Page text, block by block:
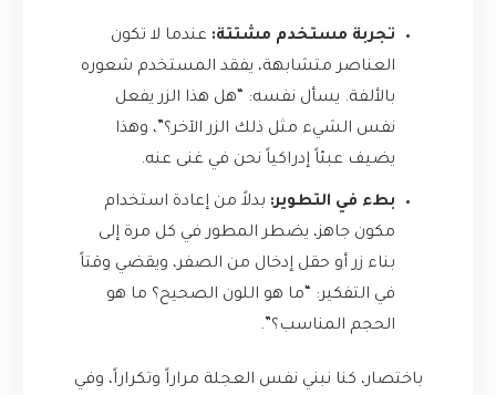
تجربة مستخدم مشتتة: عندما لا تكون
العناصر متشابهة، يفقد المستخدم شعوره
بالألفة. يسأل نفسه: “هل هذا الزر يفعل
نفس الشيء مثل ذلك الزر الآخر؟”، وهذا
يضيف عبئاً إدراكياً نحن في غنى عنه.
بطء في التطوير: بدلاً من إعادة استخدام
مكون جاهز، يضطر المطور في كل مرة إلى
بناء زر أو حقل إدخال من الصفر، ويقضي وقتاً
في التفكير: “ما هو اللون الصحيح؟ ما هو
الحجم المناسب؟”.
باختصار، كنا نبني نفس العجلة مراراً وتكراراً، وفي